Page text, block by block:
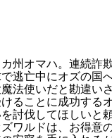
州オマハ。連続詐
逃亡中にオズの国
法使いだと勘違い
ることに成功する
討伐してほしいと
ワルドは、お得意